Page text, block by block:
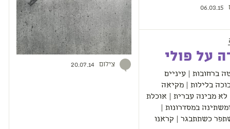
06.03.15
על פולי
ברחובות | עיניים
בלילות | מקיאה
לא מבינה עברית | אוכלת
במסדרונות |
כשתתבגר | קראנו
צילום 20.07.14